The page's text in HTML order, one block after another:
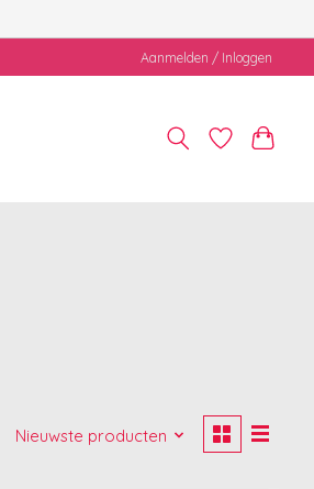
Aanmelden / Inloggen
Nieuwste producten